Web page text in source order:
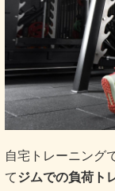
自宅トレーニング
てジムでの負荷ト